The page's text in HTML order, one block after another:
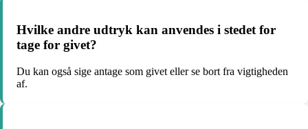
Hvilke andre udtryk kan anvendes i stedet for
tage for givet?
Du kan også sige antage som givet eller se bort fra vigtigheden
af.